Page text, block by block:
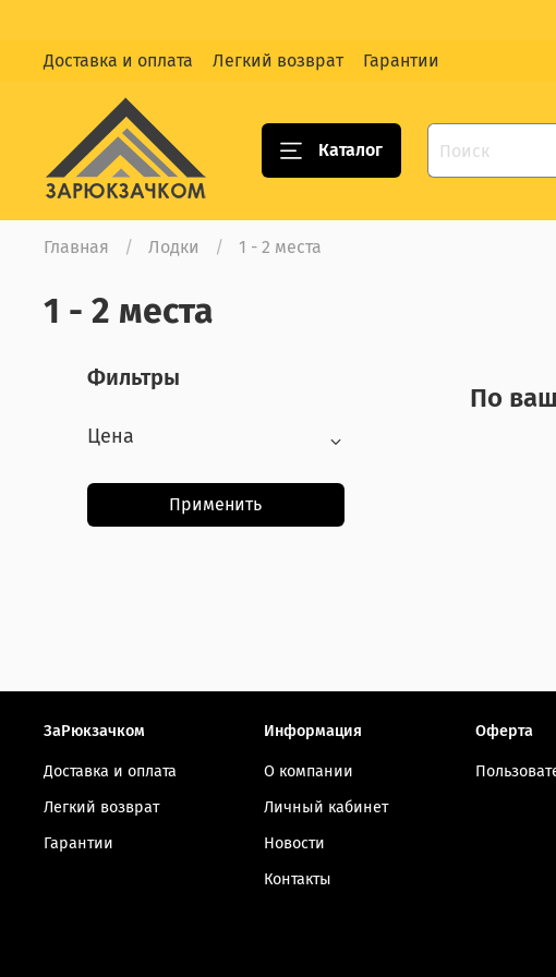
Доставка и оплата
Легкий возврат Гарантии
Каталог
Главная Лодки 1 - 2 места
1 - 2 места
По
Фильтры
Цена
Применить
ЗаРюкзачком
Доставка и оплата
Легкий возврат
Гарантии
Информация
О компании
Личный кабинет
Новости
Контакты
Оферта